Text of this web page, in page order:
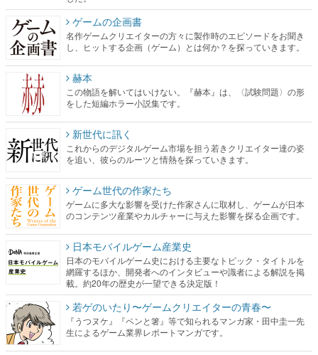
ゲームの企画書
名作ゲームクリエイターの方々に製作時のエピソードをお聞き
し、ヒットする企画（ゲーム）とは何か？を探っていきます。
赫本
この物語を解いてはいけない。『赫本』は、〈試験問題〉の形
をした短編ホラー小説集です。
新世代に訊く
これからのデジタルゲーム市場を担う若きクリエイター達の姿
を追い、彼らのルーツと情熱を探っていきます。
ゲーム世代の作家たち
ゲームに多大な影響を受けた作家さんに取材し、ゲームが日本
のコンテンツ産業やカルチャーに与えた影響を探る企画です。
日本モバイルゲーム産業史
日本のモバイルゲーム史における主要なトピック・タイトルを
網羅するほか、開発者へのインタビューや識者による解説を掲
載。約20年の歴史が一望できる決定版！
若ゲのいたり〜ゲームクリエイターの青春〜
『うつヌケ』『ペンと箸』等で知られるマンガ家・田中圭一先
生によるゲーム業界レポートマンガです。